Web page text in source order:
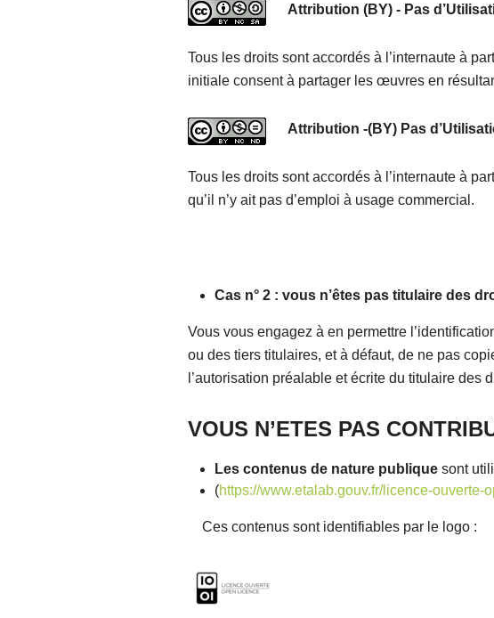
Attribution (BY) - Pas
Tous les droits sont accordés à l’internaute à
initiale consent à partager les œuvres en
Attribution -(BY) Pas
Tous les droits sont accordés à l’internaute à
qu’il n’y ait pas d’emploi à usage commercial.
Cas n° 2 : vous n’êtes pas titulaire des
Vous vous engagez à en permettre
ou des tiers titulaires, et à défaut, de ne pas
l’autorisation préalable et écrite du titulaire des
VOUS N’ETES PAS
Les contenus de nature publique sont
(https://www.etalab.gouv.fr/licence-ouverte-
Ces contenus